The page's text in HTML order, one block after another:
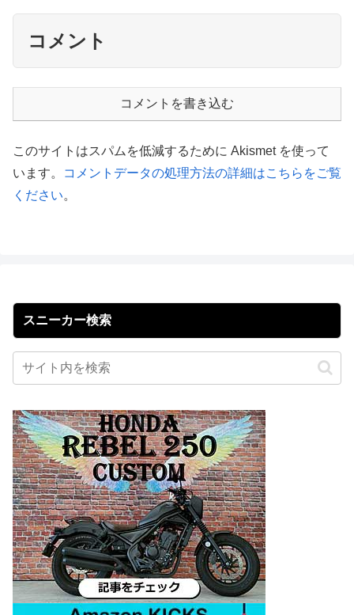
コメント
コメントを書き込む
このサイトはスパムを低減するために Akismet を使って
います。
コメントデータの処理方法の詳細はこちらをご覧
ください。
スニーカー検索